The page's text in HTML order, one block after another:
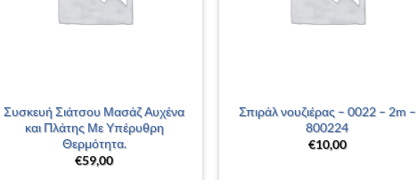
Συσκευή Σιάτσου Μασάζ Αυχένα
και Πλάτης Με Υπέρυθρη
Θερμότητα.
€59,00
Σπιράλ νουζιέρας – 0022 – 2m –
800224
€10,00